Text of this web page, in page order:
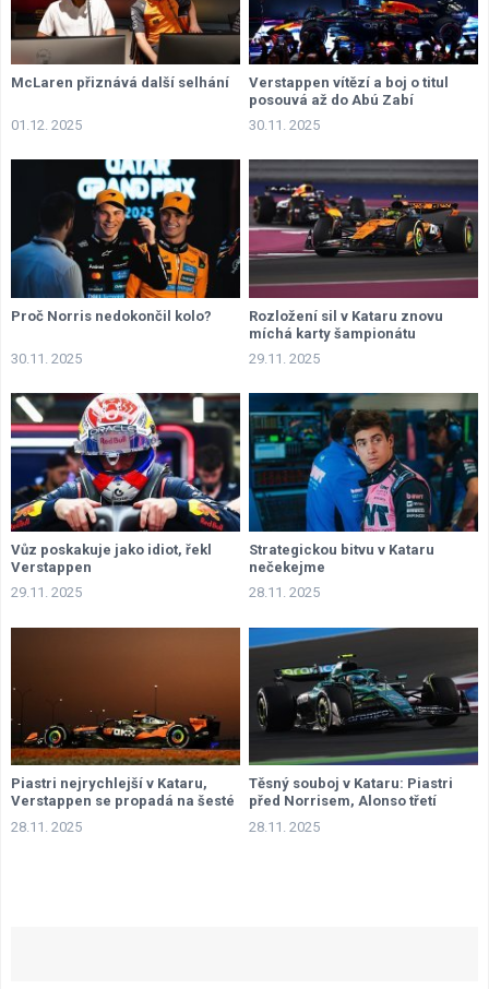
McLaren přiznává další selhání
01.12. 2025
Verstappen vítězí a boj o titul
posouvá až do Abú Zabí
30.11. 2025
Proč Norris nedokončil kolo?
30.11. 2025
Rozložení sil v Kataru znovu
míchá karty šampionátu
29.11. 2025
Vůz poskakuje jako idiot, řekl
Verstappen
29.11. 2025
Strategickou bitvu v Kataru
nečekejme
28.11. 2025
Piastri nejrychlejší v Kataru,
Verstappen se propadá na šesté
místo
28.11. 2025
Těsný souboj v Kataru: Piastri
před Norrisem, Alonso třetí
28.11. 2025